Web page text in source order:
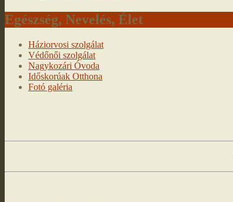
Egészség, Nevelés, Élet
Háziorvosi szolgálat
Védőnői szolgálat
Nagykozári Óvoda
Időskorúak Otthona
Fotó galéria